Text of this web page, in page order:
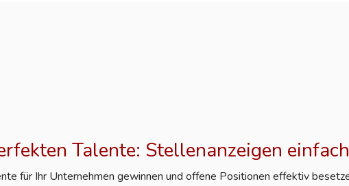
Talente: Stellenanzeigen
für Ihr Unternehmen gewinnen und offene Positionen effektiv